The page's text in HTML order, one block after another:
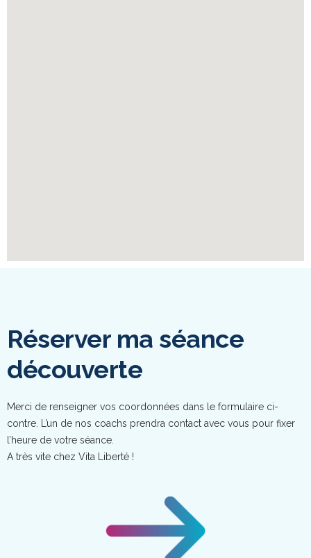
Réserver ma séance
découverte
Merci de renseigner vos coordonnées dans le formulaire ci-
contre. L’un de nos coachs prendra contact avec vous pour fixer
l’heure de votre séance.
A très vite chez Vita Liberté !